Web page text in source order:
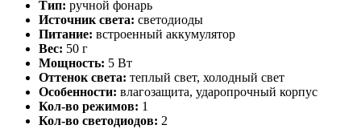
Тип: ручной фонарь
Источник света: светодиоды
Питание: встроенный аккумулятор
Вес: 50 г
Мощность: 5 Вт
Оттенок света: теплый свет, холодный свет
Особенности: влагозащита, ударопрочный корпус
Кол-во режимов: 1
Кол-во светодиодов: 2